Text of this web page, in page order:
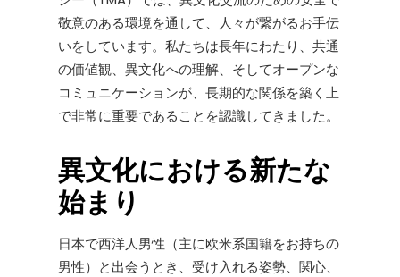
敬意のある環境を通して、人々が繋がるお手伝
いをしています。私たちは長年にわたり、共通
の価値観、異文化への理解、そしてオープンな
コミュニケーションが、長期的な関係を築く上
で非常に重要であることを認識してきました。
異文化における新たな
始まり
日本で西洋人男性（主に欧米系国籍をお持ちの
男性）と出会うとき、受け入れる姿勢、関心、